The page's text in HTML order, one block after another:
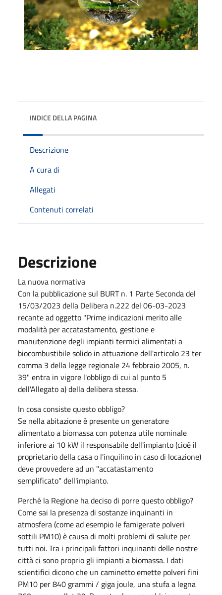
INDICE DELLA PAGINA
Descrizione
A cura di
Allegati
Contenuti correlati
Descrizione
La nuova normativa
Con la pubblicazione sul BURT n. 1 Parte Seconda del
15/03/2023 della Delibera n.222 del 06-03-2023
recante ad oggetto "Prime indicazioni merito alle
modalità per accatastamento, gestione e
manutenzione degli impianti termici alimentati a
biocombustibile solido in attuazione dell'articolo 23 ter
comma 3 della legge regionale 24 febbraio 2005, n.
39" entra in vigore l'obbligo di cui al punto 5
dell'Allegato a) della delibera stessa.
In cosa consiste questo obbligo?
Se nella abitazione è presente un generatore
alimentato a biomassa con potenza utile nominale
inferiore ai 10 kW il responsabile dell'impianto (cioè il
proprietario della casa o l'inquilino in caso di locazione)
deve provvedere ad un "accatastamento
semplificato" dell'impianto.
Perché la Regione ha deciso di porre questo obbligo?
Come sai la presenza di sostanze inquinanti in
atmosfera (come ad esempio le famigerate polveri
sottili PM10) è causa di molti problemi di salute per
tutti noi. Tra i principali fattori inquinanti delle nostre
città ci sono proprio gli impianti a biomassa. I dati
scientifici dicono che un caminetto emette polveri fini
PM10 per 840 grammi / giga joule, una stufa a legna